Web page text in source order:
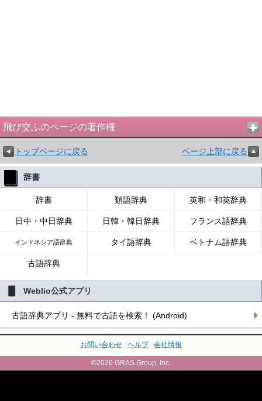
飛び交ふのページの著作権
トップページに戻る ページ上部に戻る
辞書
辞書 類語辞典 英和・和英辞典
日中・中日辞典 日韓・韓日辞典 フランス語辞典
インドネシア語辞典 タイ語辞典 ベトナム語辞典
古語辞典
Weblio公式アプリ
古語辞典アプリ - 無料で古語を検索！ (Android)
お問い合わせ ヘルプ 会社情報
©2026 GRAS Group, Inc.